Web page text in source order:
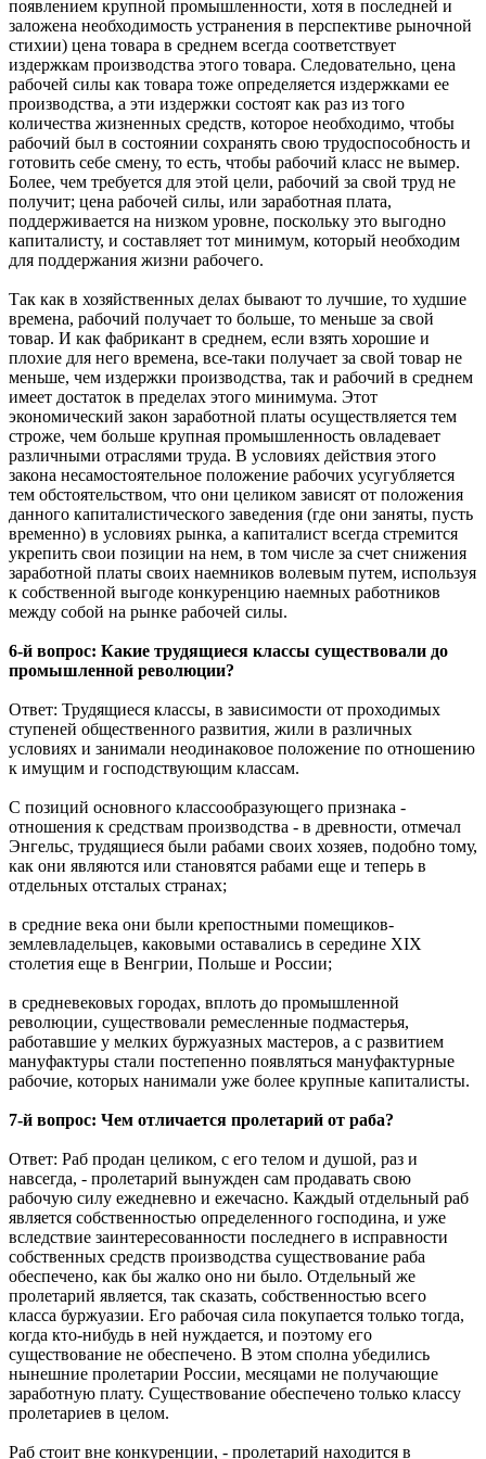
появлением крупной промышленности, хотя в последней и
заложена необходимость устранения в перспективе рыночной
стихии) цена товара в среднем всегда соответствует
издержкам производства этого товара. Следовательно, цена
рабочей силы как товара тоже определяется издержками ее
производства, а эти издержки состоят как раз из того
количества жизненных средств, которое необходимо, чтобы
рабочий был в состоянии сохранять свою трудоспособность и
готовить себе смену, то есть, чтобы рабочий класс не вымер.
Более, чем требуется для этой цели, рабочий за свой труд не
получит; цена рабочей силы, или заработная плата,
поддерживается на низком уровне, поскольку это выгодно
капиталисту, и составляет тот минимум, который необходим
для поддержания жизни рабочего.
Так как в хозяйственных делах бывают то лучшие, то худшие
времена, рабочий получает то больше, то меньше за свой
товар. И как фабрикант в среднем, если взять хорошие и
плохие для него времена, все-таки получает за свой товар не
меньше, чем издержки производства, так и рабочий в среднем
имеет достаток в пределах этого минимума. Этот
экономический закон заработной платы осуществляется тем
строже, чем больше крупная промышленность овладевает
различными отраслями труда. В условиях действия этого
закона несамостоятельное положение рабочих усугубляется
тем обстоятельством, что они целиком зависят от положения
данного капиталистического заведения (где они заняты, пусть
временно) в условиях рынка, а капиталист всегда стремится
укрепить свои позиции на нем, в том числе за счет снижения
заработной платы своих наемников волевым путем, используя
к собственной выгоде конкуренцию наемных работников
между собой на рынке рабочей силы.
6-й вопрос: Какие трудящиеся классы существовали до
промышленной революции?
Ответ: Трудящиеся классы, в зависимости от проходимых
ступеней общественного развития, жили в различных
условиях и занимали неодинаковое положение по отношению
к имущим и господствующим классам.
С позиций основного классообразующего признака -
отношения к средствам производства - в древности, отмечал
Энгельс, трудящиеся были рабами своих хозяев, подобно тому,
как они являются или становятся рабами еще и теперь в
отдельных отсталых странах;
в средние века они были крепостными помещиков-
землевладельцев, каковыми оставались в середине XIX
столетия еще в Венгрии, Польше и России;
в средневековых городах, вплоть до промышленной
революции, существовали ремесленные подмастерья,
работавшие у мелких буржуазных мастеров, а с развитием
мануфактуры стали постепенно появляться мануфактурные
рабочие, которых нанимали уже более крупные капиталисты.
7-й вопрос: Чем отличается пролетарий от раба?
Ответ: Раб продан целиком, с его телом и душой, раз и
навсегда, - пролетарий вынужден сам продавать свою
рабочую силу ежедневно и ежечасно. Каждый отдельный раб
является собственностью определенного господина, и уже
вследствие заинтересованности последнего в исправности
собственных средств производства существование раба
обеспечено, как бы жалко оно ни было. Отдельный же
пролетарий является, так сказать, собственностью всего
класса буржуазии. Его рабочая сила покупается только тогда,
когда кто-нибудь в ней нуждается, и поэтому его
существование не обеспечено. В этом сполна убедились
нынешние пролетарии России, месяцами не получающие
заработную плату. Существование обеспечено только классу
пролетариев в целом.
Раб стоит вне конкуренции, - пролетарий находится в